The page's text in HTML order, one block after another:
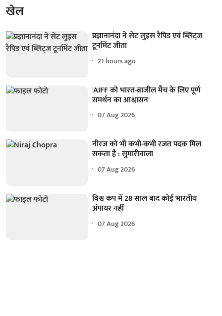
खेल
प्रज्ञानानंदा ने सेंट लुइस रैपिड एवं ब्लिट्ज
टूर्नामेंट जीता
21 hours ago
'AIFF को भारत-ब्राजील मैच के लिए पूर्ण
समर्थन का आश्वासन'
07 Aug 2026
नीरज को भी कभी-कभी रजत पदक मिल
सकता है : सुमारीवाला
07 Aug 2026
विश्व कप में 28 साल बाद कोई भारतीय
अंपायर नहीं
07 Aug 2026